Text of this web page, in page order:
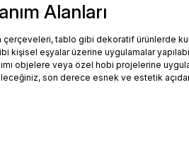
Alanları
tablo gibi dekoratif ürünlerde
kişisel eşyalar üzerine uygulamalar
objelere veya özel hobi projelerine
son derece esnek ve estetik